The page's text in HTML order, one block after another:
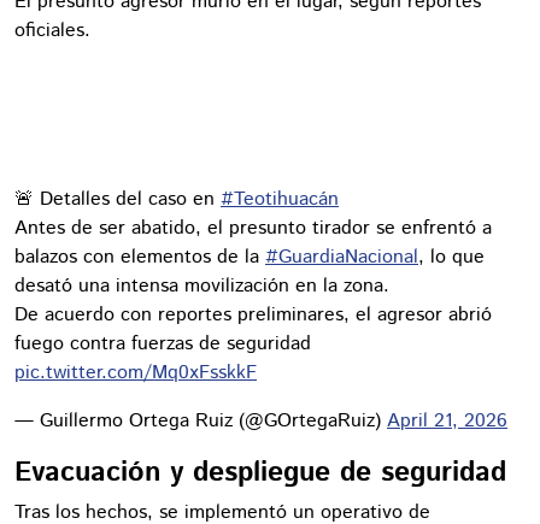
oficiales.
🚨 Detalles del caso en #Teotihuacán
Antes de ser abatido, el presunto tirador se enfrentó a
balazos con elementos de la #GuardiaNacional, lo que
desató una intensa movilización en la zona.
De acuerdo con reportes preliminares, el agresor abrió
fuego contra fuerzas de seguridad
pic.twitter.com/Mq0xFsskkF
— Guillermo Ortega Ruiz (@GOrtegaRuiz) April 21, 2026
Evacuación y despliegue de seguridad
Tras los hechos, se implementó un operativo de